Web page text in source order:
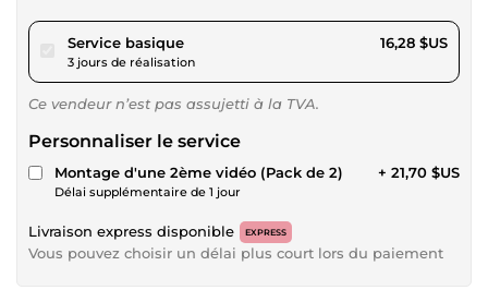
Service basiquepour 15,00 $US
3 jours de réalisation
16,28 $US
Ce vendeur n’est pas assujetti à la TVA.
Personnaliser le service
Montage d'une 2ème vidéo (Pack de 2)
Délai supplémentaire de 1 jour
+ 21,70 $US
Livraison express disponible EXPRESS
Vous pouvez choisir un délai plus court lors du paiement